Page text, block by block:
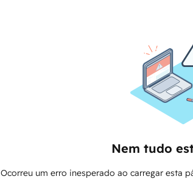
Nem tudo
Ocorreu um erro inesperado ao carregar esta